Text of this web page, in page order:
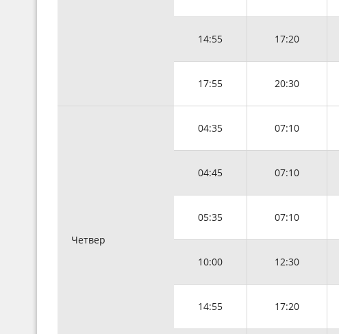
14:55 17:20
17:55 20:30
Четвер
04:35 07:10
04:45 07:10
05:35 07:10
10:00 12:30
14:55 17:20